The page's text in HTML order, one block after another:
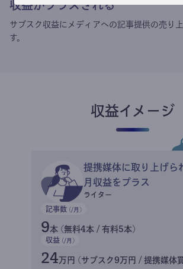
収益がプラスされる
サブスク収益にメディアへの記事提供の売り
す。
収益イメージ
提携媒体に取り上げら
月収益をプラス
ライター
記事数 (/月)
9本 (無料4本 / 有料5本)
収益 (/月)
24万円 (サブスク9万円 / 提携媒体